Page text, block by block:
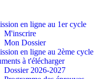
en ligne au 1er cycle
M'inscrire
Mon Dossier
en ligne au 2ème cycle
à t'élécharger
Dossier 2026-2027